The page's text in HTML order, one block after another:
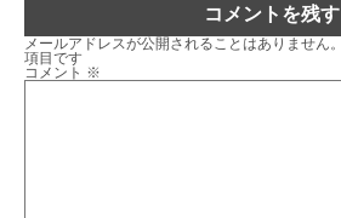
コメントを残す
メールアドレスが公開されることはありません。
項目です
コメント ※